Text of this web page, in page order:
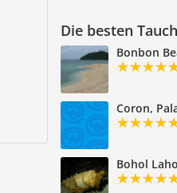
Die besten
Bonbon
Coron,
Bohol